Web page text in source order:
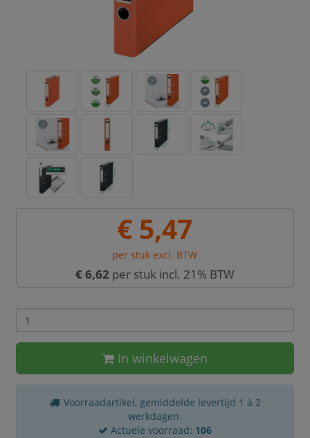
€ 5,47
per stuk excl. BTW
€ 6,62 per stuk incl. 21% BTW
In winkelwagen
Voorraadartikel, gemiddelde levertijd 1 à 2
werkdagen.
Actuele voorraad: 106